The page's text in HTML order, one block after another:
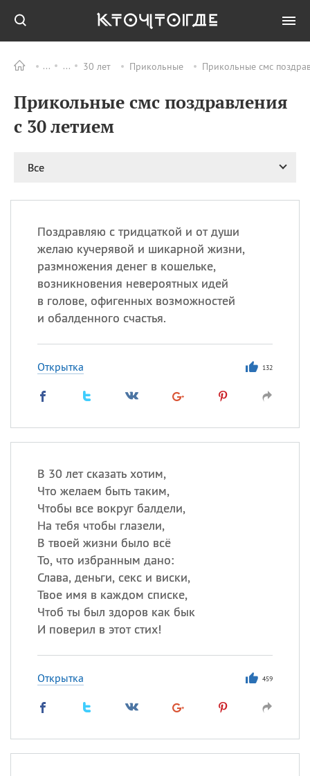
30 лет Прикольные Прикольные смс
Прикольные смс поздравления
с 30 летием
Все
Поздравляю с тридцаткой и от души
желаю кучерявой и шикарной жизни,
размножения денег в кошельке,
возникновения невероятных идей
в голове, офигенных возможностей
и обалденного счастья.
Открытка 132
В 30 лет сказать хотим,
Что желаем быть таким,
Чтобы все вокруг балдели,
На тебя чтобы глазели,
В твоей жизни было всё
То, что избранным дано:
Слава, деньги, секс и виски,
Твое имя в каждом списке,
Чтоб ты был здоров как бык
И поверил в этот стих!
Открытка 459
ПРАЗДНИКИ Все
09.08 День памяти
великомученика и
Николая Чудотворца
11.08 День полета на
11.08 День Святой Клары —
покровительницы
телевидения
происхождение